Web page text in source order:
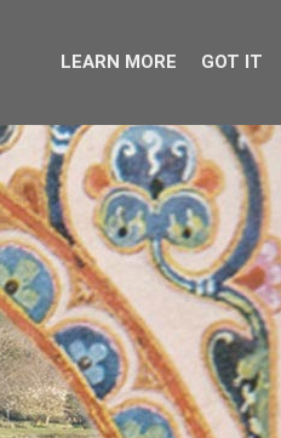
LEARN MORE GOT IT